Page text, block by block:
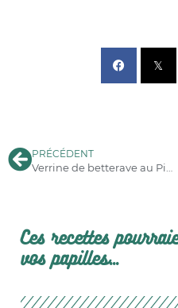
PRÉCÉDENT
Ces recettes
vos papilles...